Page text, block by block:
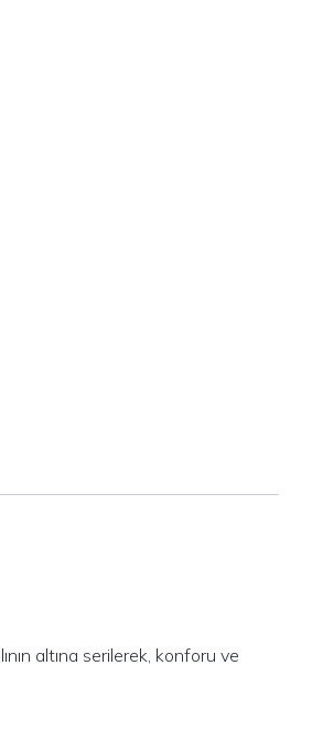
altına serilerek, konforu ve